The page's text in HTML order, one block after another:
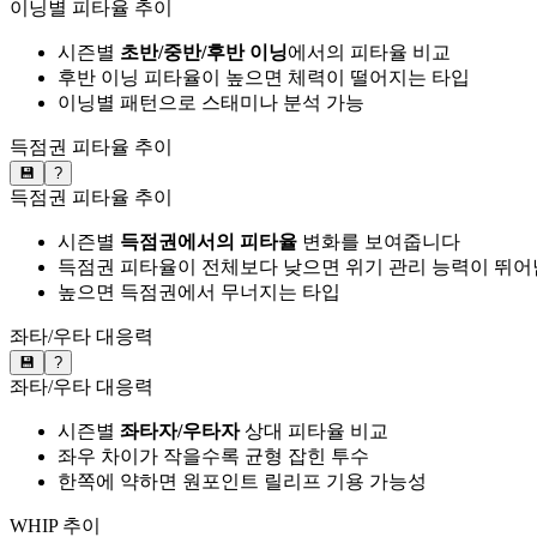
이닝별 피타율 추이
시즌별 초반/중반/후반 이닝에서의 피타율 비교
후반 이닝 피타율이 높으면 체력이 떨어지는 타입
이닝별 패턴으로 스태미나 분석 가능
득점권 피타율 추이
💾 ?
득점권 피타율 추이
시즌별 득점권에서의 피타율 변화를 보여줍니다
득점권 피타율이 전체보다 낮으면 위기 관리 능력이 뛰어
높으면 득점권에서 무너지는 타입
좌타/우타 대응력
💾 ?
좌타/우타 대응력
시즌별 좌타자/우타자상대 피타율 비교
좌우 차이가 작을수록 균형 잡힌 투수
한쪽에 약하면 원포인트 릴리프 기용 가능성
WHIP 추이